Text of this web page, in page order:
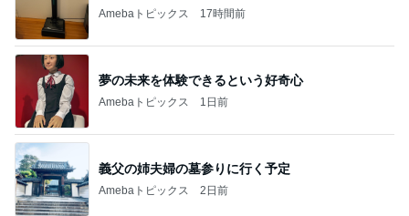
Amebaトピックス 17時間前
夢の未来を体験できるという好奇心
Amebaトピックス 1日前
義父の姉夫婦の墓参りに行く予定
Amebaトピックス 2日前